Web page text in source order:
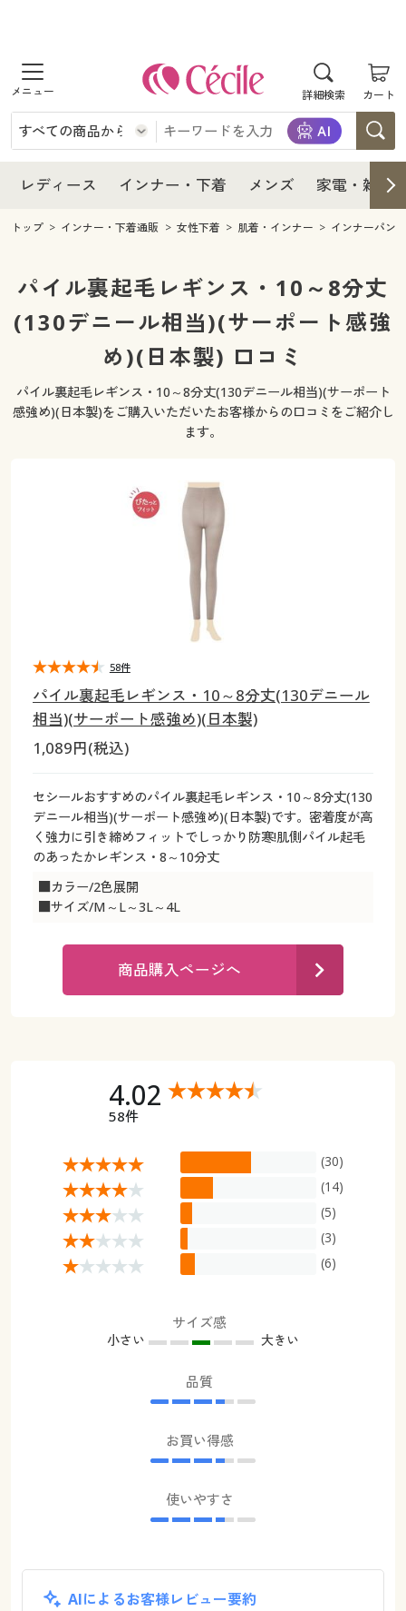
詳細検索 カート
商品を探す
レディース
レディースファッション
女性下着
インナー・下着
インナー・下着通販すべて
女性下着
メンズ下着
メンズ
メンズ通販すべて
メンズファッション
家電・雑貨
家電・雑貨すべて
寝具・インテリア・家具
カーテン・ラグ・ファブリック
制服・スクール
大きいサイズ レディース下着
大きいサイズ 事務・制服
カタログ
カタログ・チラシからのご注文
カタログ無料プレゼント
会員メニュー
マイページ
ご利用ガイド
よくある質問とお問い合わせ
レディース インナー・下着 メンズ 家電・雑貨
レディース
レディース通販すべて
レディースファッション
インナー・下着
インナー・下着通販すべて
ジュニア・ティーンズ下着
メンズ
メンズ下着
家電
キッチン・雑貨・日用品
寝具・インテリア・家具通販すべて
寝具・ベッド
美容・健康
美容・健康通販すべて
美容・健康・サプリメント
制服・スクール
制服・スクールすべて
ジュニア・ティーンズ下着
大きいサイズ
大きいサイズ レディース服
大きいサイズ 事務・制服
カタログ・チラシからのご注文
デジタルカタログ
カタログ無料プレゼント
会員メニュー
マイページ
閲覧履歴
お気に入り
サポート
よくある質問とお問い合わせ
トップ インナー・下着通販 女性下着 肌着・インナー インナーパン
パイル裏起毛レギンス・10～8分丈
(130デニール相当)(サーポート感強
め)(日本製) 口コミ
パイル裏起毛レギンス・10～8分丈(130デニール相当)(サーポート
感強め)(日本製)をご購入いただいたお客様からの口コミをご紹介し
ます。
パイル裏起毛レギンス・10～8分丈(130デニール
相当)(サーポート感強め)(日本製)
1,089円(税込)
セシールおすすめのパイル裏起毛レギンス・10～8分丈(130
デニール相当)(サーポート感強め)(日本製)です。密着度が高
く強力に引き締めフィットでしっかり防寒!肌側パイル起毛
のあったかレギンス・8～10分丈
■カラー/2色展開
■サイズ/M～L～3L～4L
58件
商品購入ページへ
4.02
58件
(30)
(14)
(5)
(3)
(6)
サイズ感
小さい 大きい
品質
お買い得感
使いやすさ
AIによるお客様レビュー要約